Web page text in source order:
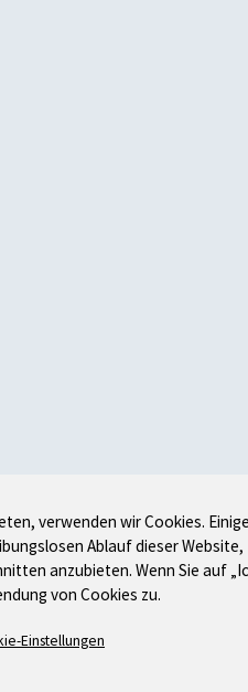
verwenden wir Cookies.
Ablauf dieser Website,
anzubieten. Wenn Sie auf
von Cookies zu.
Einstellungen